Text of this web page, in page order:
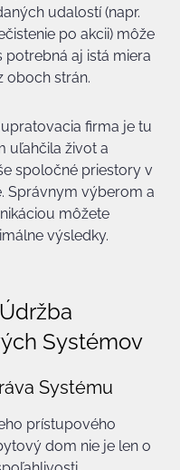
udalostí (napr.
po akcii) môže
potrebná aj istá miera
oboch strán.
firma je tu
uľahčila život a
spoločné priestory v
Správnym výberom a
môžete
výsledky.
Systémov
Systému
prístupového
dom nie je len o